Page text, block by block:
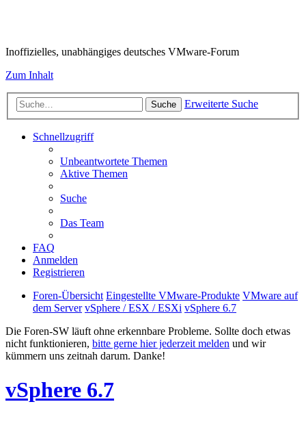
Inoffizielles, unabhängiges deutsches VMware-Forum
Zum Inhalt
Suche Erweiterte Suche
Schnellzugriff
Unbeantwortete Themen
Aktive Themen
Suche
Das Team
FAQ
Anmelden
Registrieren
Foren-Übersicht Eingestellte VMware-Produkte VMware auf
dem Server vSphere / ESX / ESXi vSphere 6.7
Die Foren-SW läuft ohne erkennbare Probleme. Sollte doch etwas
nicht funktionieren, bitte gerne hier jederzeit melden und wir
kümmern uns zeitnah darum. Danke!
vSphere 6.7